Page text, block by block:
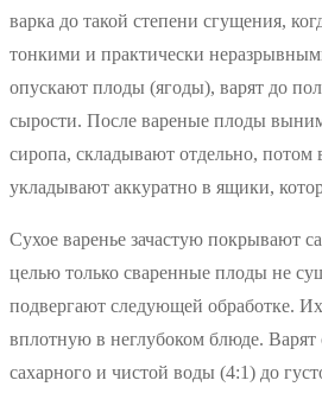
варка до такой степени сгущения,
тонкими и практически
опускают плоды (ягоды), варят до
сырости. После вареные плоды
сиропа, складывают отдельно, потом
укладывают аккуратно в ящики,
Сухое варенье зачастую покрывают
целью только сваренные плоды не
подвергают следующей обработке.
вплотную в неглубоком блюде. Варят
сахарного и чистой воды (4:1) до